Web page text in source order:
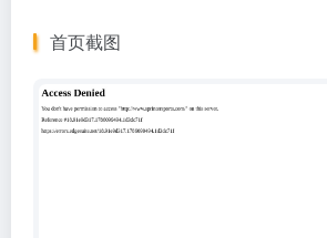
首页截图